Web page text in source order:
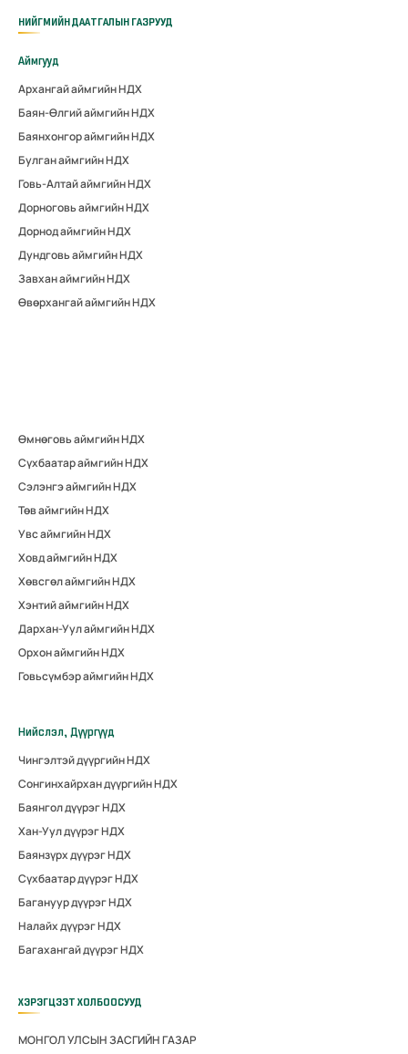
НИЙГМИЙН ДААТГАЛЫН ГАЗРУУД
Аймгууд
Архангай аймгийн НДХ
Баян-Өлгий аймгийн НДХ
Баянхонгор аймгийн НДХ
Булган аймгийн НДХ
Говь-Алтай аймгийн НДХ
Дорноговь аймгийн НДХ
Дорнод аймгийн НДХ
Дундговь аймгийн НДХ
Завхан аймгийн НДХ
Өвөрхангай аймгийн НДХ
Өмнөговь аймгийн НДХ
Сүхбаатар аймгийн НДХ
Сэлэнгэ аймгийн НДХ
Төв аймгийн НДХ
Увс аймгийн НДХ
Ховд аймгийн НДХ
Хөвсгөл аймгийн НДХ
Хэнтий аймгийн НДХ
Дархан-Уул аймгийн НДХ
Орхон аймгийн НДХ
Говьсүмбэр аймгийн НДХ
Нийслэл, Дүүргүүд
Чингэлтэй дүүргийн НДХ
Сонгинхайрхан дүүргийн НДХ
Баянгол дүүрэг НДХ
Хан-Уул дүүрэг НДХ
Баянзүрх дүүрэг НДХ
Сүхбаатар дүүрэг НДХ
Багануур дүүрэг НДХ
Налайх дүүрэг НДХ
Багахангай дүүрэг НДХ
ХЭРЭГЦЭЭТ ХОЛБООСУУД
МОНГОЛ УЛСЫН ЗАСГИЙН ГАЗАР